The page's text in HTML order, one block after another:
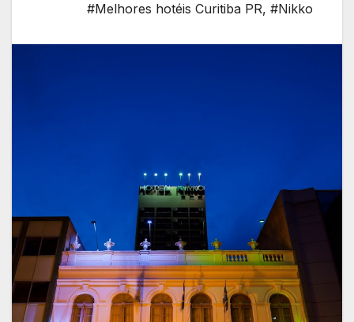
#Melhores hotéis Curitiba PR, #Nikko